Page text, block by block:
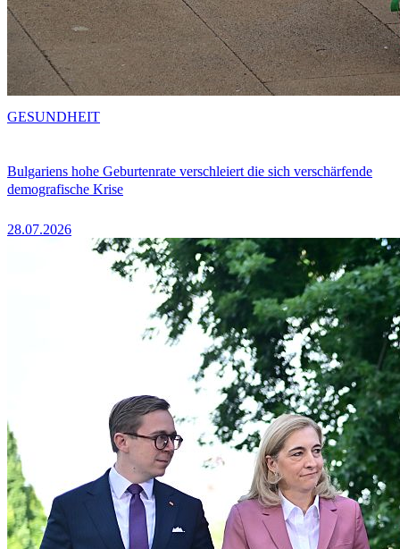
Bulgariens hohe Geburtenrate verschleiert die sich verschärfende
demografische Krise
28.07.2026
GESUNDHEIT